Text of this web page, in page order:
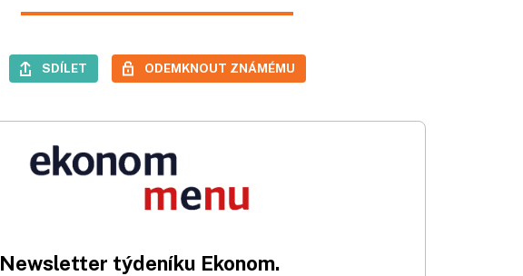
SDÍLET ODEMKNOUT ZNÁMÉMU
Newsletter týdeníku Ekonom.